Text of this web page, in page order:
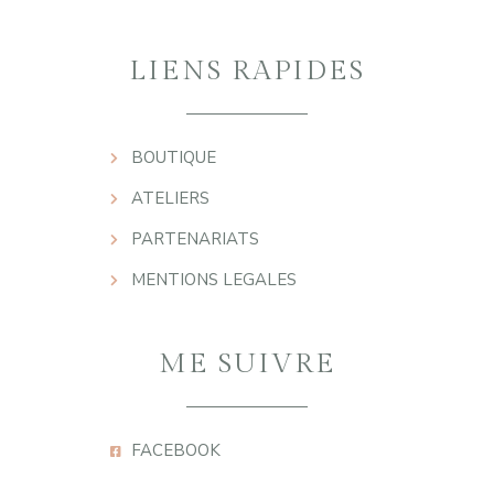
LIENS RAPIDES
BOUTIQUE
ATELIERS
PARTENARIATS
MENTIONS LEGALES
ME SUIVRE
FACEBOOK